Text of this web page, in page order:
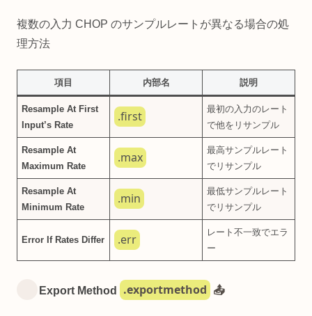
複数の入力 CHOP のサンプルレートが異なる場合の処
理方法
項目 内部名 説明
Resample At First
Input’s Rate
.first
最初の入力のレート
で他をリサンプル
Resample At
Maximum Rate
.max
最高サンプルレート
でリサンプル
Resample At
Minimum Rate
.min
最低サンプルレート
でリサンプル
Error If Rates Differ .err
レート不一致でエラ
ー
Export Method .exportmethod 📤